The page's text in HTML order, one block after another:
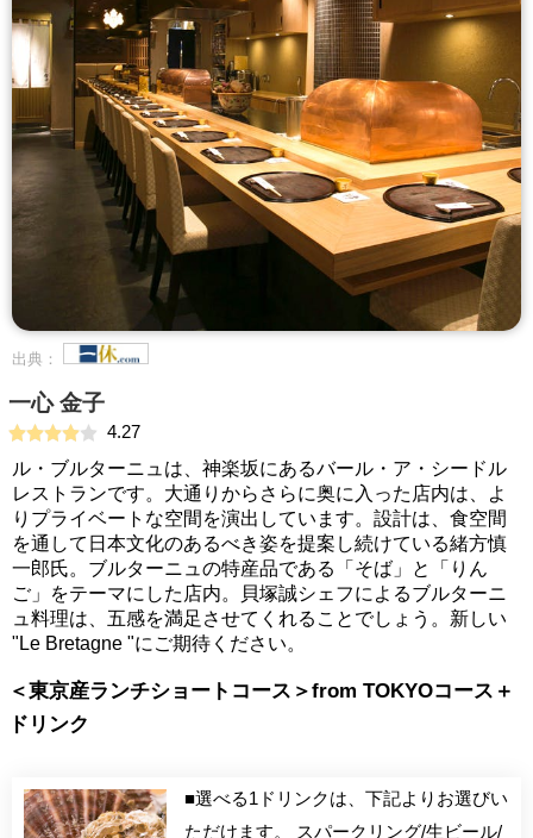
出典：
一心 金子
4.27
ル・ブルターニュは、神楽坂にあるバール・ア・シードル
レストランです。大通りからさらに奥に入った店内は、よ
りプライベートな空間を演出しています。設計は、食空間
を通して日本文化のあるべき姿を提案し続けている緒方慎
一郎氏。ブルターニュの特産品である「そば」と「りん
ご」をテーマにした店内。貝塚誠シェフによるブルターニ
ュ料理は、五感を満足させてくれることでしょう。新しい
"Le Bretagne "にご期待ください。
＜東京産ランチショートコース＞from TOKYOコース＋
ドリンク
■選べる1ドリンクは、下記よりお選びい
ただけます。 スパークリング/生ビール/